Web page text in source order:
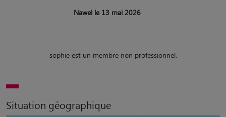
Nawel le 13 mai 2026
sophie est un membre non professionnel.
Situation géographique